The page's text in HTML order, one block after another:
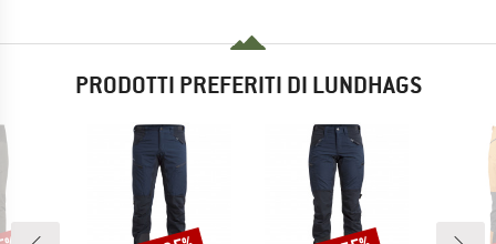
PRODOTTI PREFERITI DI LUNDHAGS